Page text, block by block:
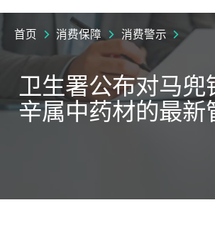
首页 消费保障 消费警示
卫生署公布对马兜
辛属中药材的最新